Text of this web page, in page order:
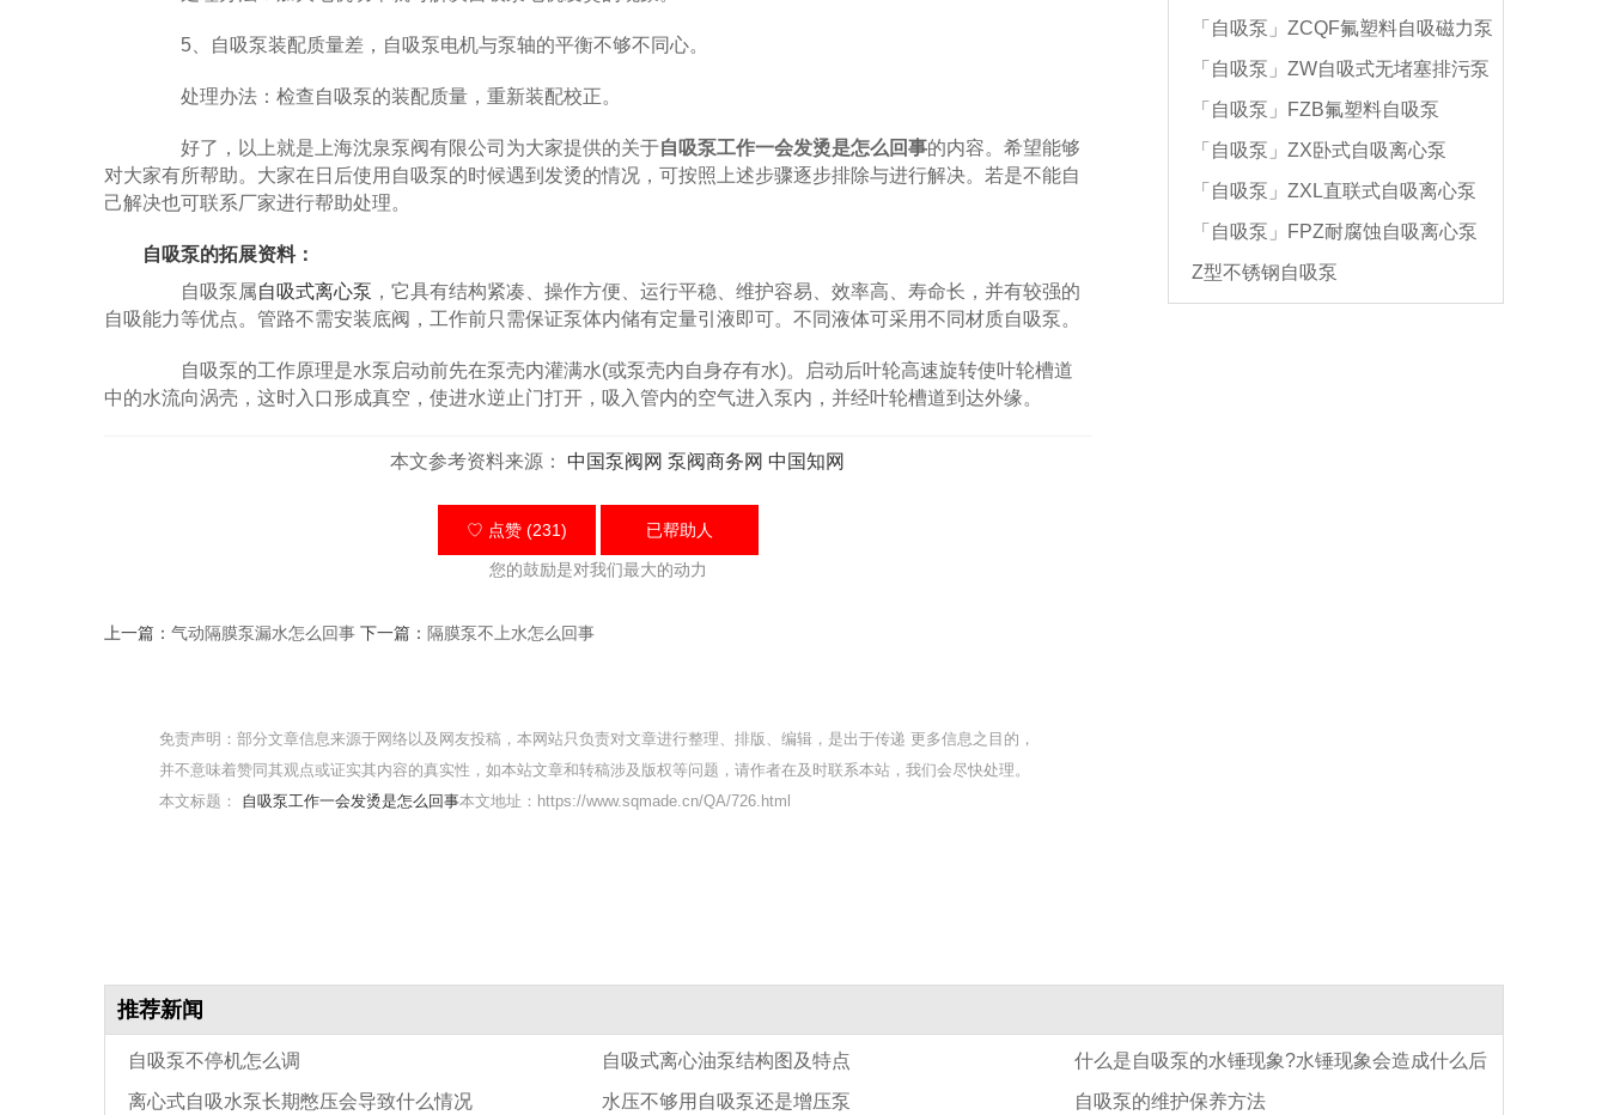
5、自吸泵装配质量差，自吸泵电机与泵轴的平衡不够不同心。
处理办法：检查自吸泵的装配质量，重新装配校正。
好了，以上就是上海沈泉泵阀有限公司为大家提供的关于自吸泵工作一会发烫是怎么回事的内容。希望能够
对大家有所帮助。大家在日后使用自吸泵的时候遇到发烫的情况，可按照上述步骤逐步排除与进行解决。若是不能自
己解决也可联系厂家进行帮助处理。
自吸泵的拓展资料：
自吸泵属自吸式离心泵 ，它具有结构紧凑、操作方便、运行平稳、维护容易、效率高、寿命长，并有较强的
自吸能力等优点。管路不需安装底阀，工作前只需保证泵体内储有定量引液即可。不同液体可采用不同材质自吸泵。
自吸泵的工作原理是水泵启动前先在泵壳内灌满水(或泵壳内自身存有水)。启动后叶轮高速旋转使叶轮槽道
中的水流向涡壳，这时入口形成真空，使进水逆止门打开，吸入管内的空气进入泵内，并经叶轮槽道到达外缘。
本文参考资料来源： 中国泵阀网 泵阀商务网 中国知网
♡ 点赞 (231) 已帮助人
您的鼓励是对我们最大的动力
上一篇： 气动隔膜泵漏水怎么回事 下一篇： 隔膜泵不上水怎么回事
免责声明：部分文章信息来源于网络以及网友投稿，本网站只负责对文章进行整理、排版、编辑，是出于传递 更多信息之目的，
并不意味着赞同其观点或证实其内容的真实性，如本站文章和转稿涉及版权等问题，请作者在及时联系本站，我们会尽快处理。
本文标题： 自吸泵工作一会发烫是怎么回事本文地址：https://www.sqmade.cn/QA/726.html
「自吸泵」ZCQF氟塑料自吸磁力泵
「自吸泵」ZW自吸式无堵塞排污泵
「自吸泵」FZB氟塑料自吸泵
「自吸泵」ZX卧式自吸离心泵
「自吸泵」ZXL直联式自吸离心泵
「自吸泵」FPZ耐腐蚀自吸离心泵
Z型不锈钢自吸泵
推荐新闻
自吸泵不停机怎么调 自吸式离心油泵结构图及特点 什么是自吸泵的水锤现象?水锤现象会造成什么后
果?
离心式自吸水泵长期憋压会导致什么情况 水压不够用自吸泵还是增压泵 自吸泵的维护保养方法